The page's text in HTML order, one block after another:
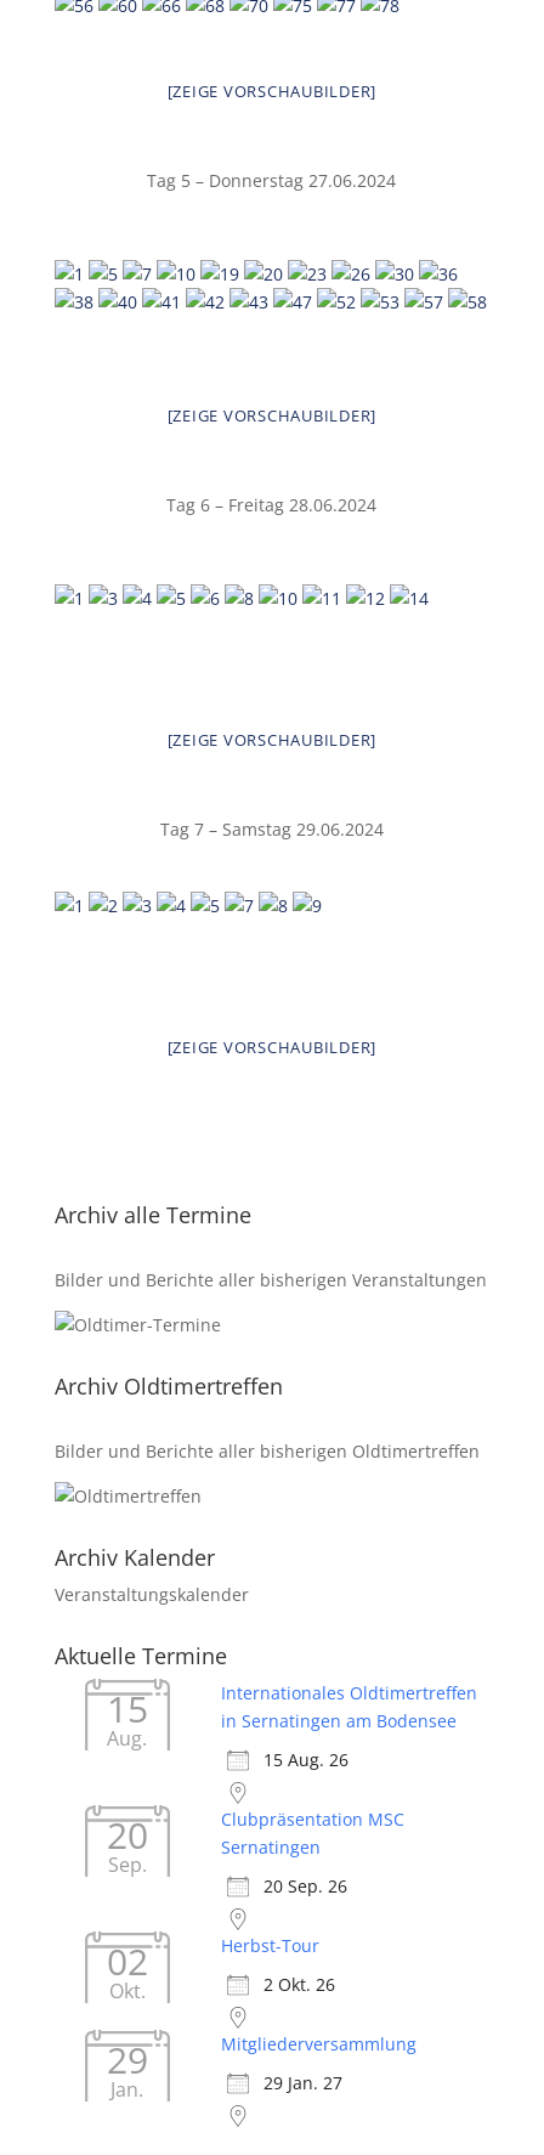
[ZEIGE VORSCHAUBILDER]
Tag 5 – Donnerstag 27.06.2024
[ZEIGE VORSCHAUBILDER]
Tag 6 – Freitag 28.06.2024
[ZEIGE VORSCHAUBILDER]
Tag 7 – Samstag 29.06.2024
[ZEIGE VORSCHAUBILDER]
Archiv alle Termine
Bilder und Berichte aller bisherigen Veranstaltungen
Archiv Oldtimertreffen
Bilder und Berichte aller bisherigen Oldtimertreffen
Archiv Kalender
Veranstaltungskalender
Aktuelle Termine
15
Aug.
Internationales Oldtimertreffen
in Sernatingen am Bodensee
15 Aug. 26
20
Sep.
Clubpräsentation MSC
Sernatingen
20 Sep. 26
02
Okt.
Herbst-Tour
2 Okt. 26
29
Jan.
Mitgliederversammlung
29 Jan. 27